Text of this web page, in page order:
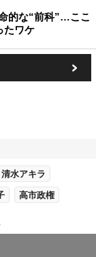
的な“前科”…ここ
たワケ
清水アキラ
高市政権